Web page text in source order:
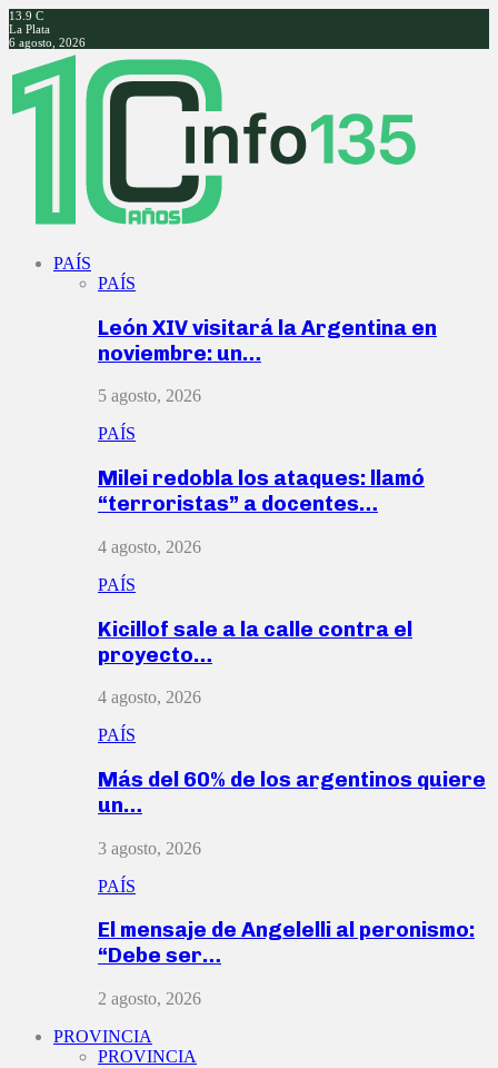
13.9 C
La Plata
6 agosto, 2026
Facebook
Twitter
Instagram
Youtube
PAÍS
PAÍS
León XIV visitará la Argentina en
noviembre: un…
5 agosto, 2026
PAÍS
Milei redobla los ataques: llamó
“terroristas” a docentes…
4 agosto, 2026
PAÍS
Kicillof sale a la calle contra el
proyecto…
4 agosto, 2026
PAÍS
Más del 60% de los argentinos quiere
un…
3 agosto, 2026
PAÍS
El mensaje de Angelelli al peronismo:
“Debe ser…
2 agosto, 2026
PROVINCIA
PROVINCIA